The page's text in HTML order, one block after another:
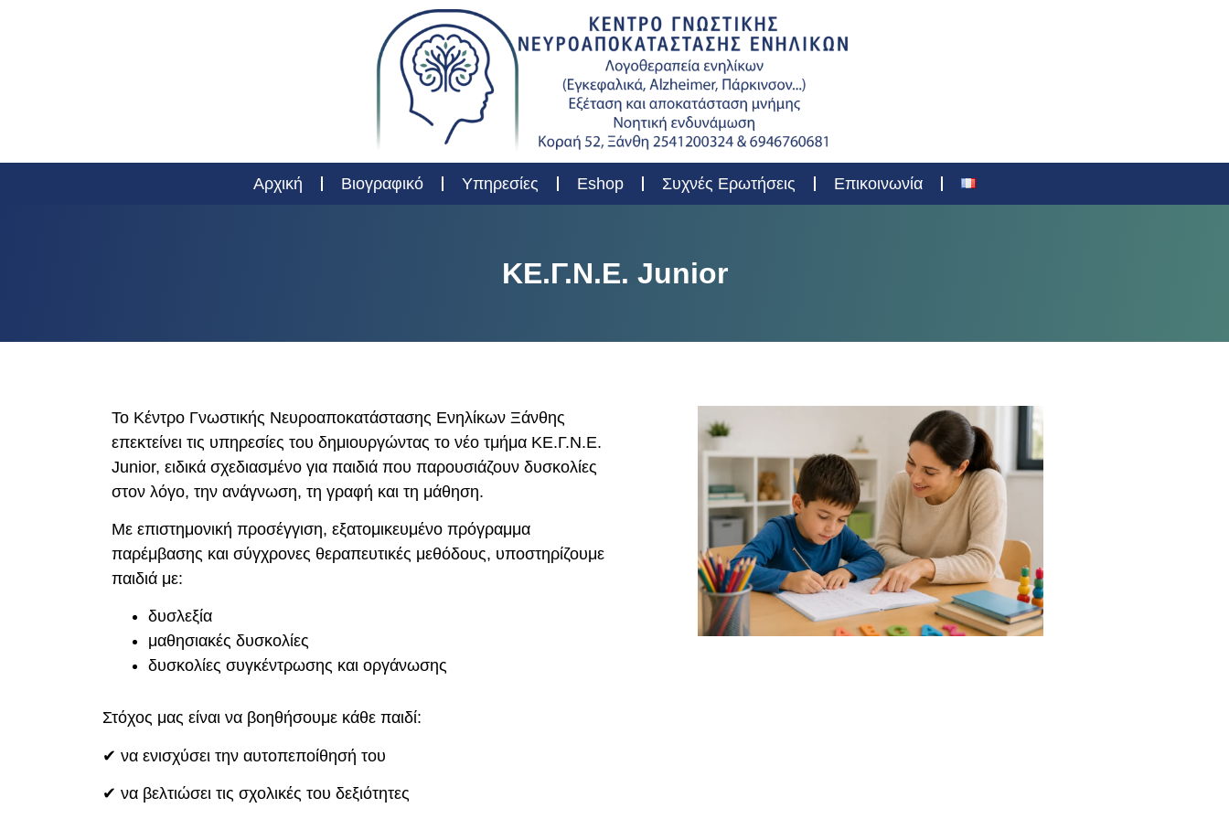
Αρχική Βιογραφικό Υπηρεσίες Eshop Συχνές Ερωτήσεις Επικοινωνία
KΕ.Γ.Ν.Ε. Junior
Το Κέντρο Γνωστικής Νευροαποκατάστασης Ενηλίκων Ξάνθης
επεκτείνει τις υπηρεσίες του δημιουργώντας το νέο τμήμα KΕ.Γ.Ν.Ε.
Junior, ειδικά σχεδιασμένο για παιδιά που παρουσιάζουν δυσκολίες
στον λόγο, την ανάγνωση, τη γραφή και τη μάθηση.
Με επιστημονική προσέγγιση, εξατομικευμένο πρόγραμμα
παρέμβασης και σύγχρονες θεραπευτικές μεθόδους, υποστηρίζουμε
παιδιά με:
δυσλεξία
μαθησιακές δυσκολίες
δυσκολίες συγκέντρωσης και οργάνωσης
Στόχος μας είναι να βοηθήσουμε κάθε παιδί:
✔ να ενισχύσει την αυτοπεποίθησή του
✔ να βελτιώσει τις σχολικές του δεξιότητες